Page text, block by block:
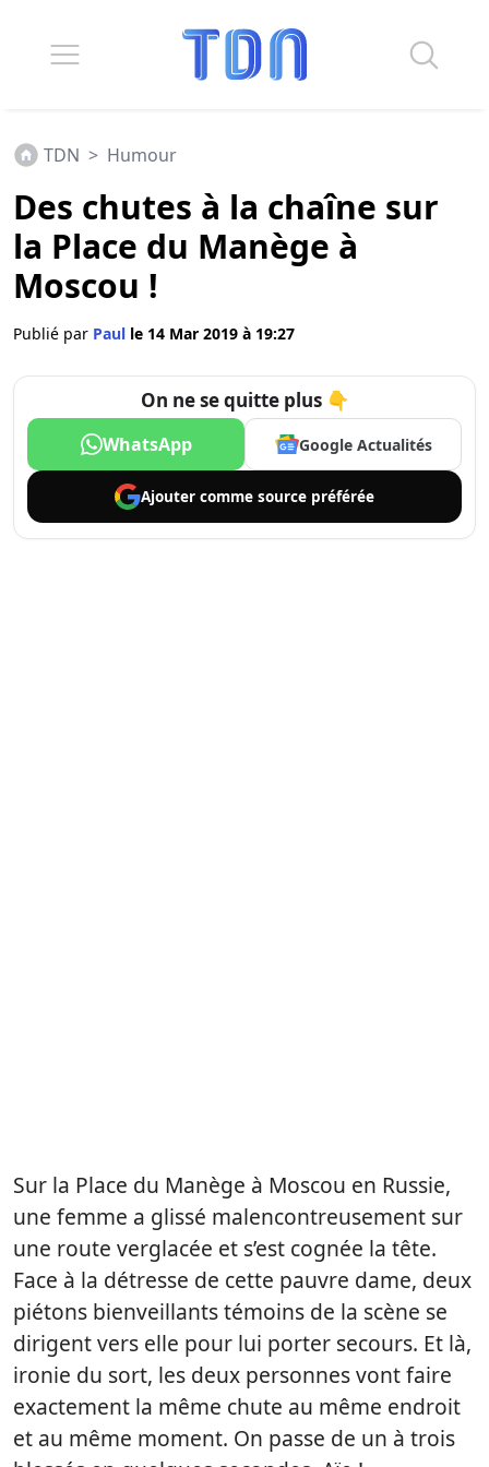
TDN > Humour
Des chutes à la chaîne sur
la Place du Manège à
Moscou !
Publié par Paul le 14 Mar 2019 à 19:27
On ne se quitte plus 👇
WhatsApp Google Actualités
Ajouter comme source préférée
Sur la Place du Manège à Moscou en Russie,
une femme a glissé malencontreusement sur
une route verglacée et s’est cognée la tête.
Face à la détresse de cette pauvre dame, deux
piétons bienveillants témoins de la scène se
dirigent vers elle pour lui porter secours. Et là,
ironie du sort, les deux personnes vont faire
exactement la même chute au même endroit
et au même moment. On passe de un à trois